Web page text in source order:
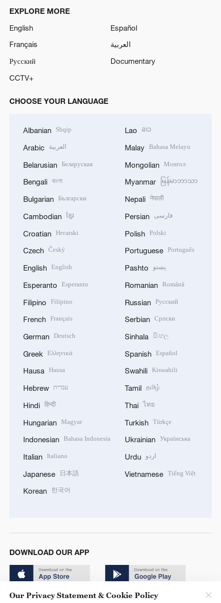
EXPLORE MORE
English
Español
Français
العربية
Русский
Documentary
CCTV+
CHOOSE YOUR LANGUAGE
Albanian Shqip
Arabic العربية
Belarusian Беларуская
Bengali বাংলা
Bulgarian Български
Cambodian ខ្មែរ
Croatian Hrvatski
Czech Český
English English
Esperanto Esperanto
Filipino Filipino
French Français
German Deutsch
Greek Ελληνικά
Hausa Hausa
Hebrew עברית
Hindi हिन्दी
Hungarian Magyar
Indonesian Bahasa Indonesia
Italian Italiano
Japanese 日本語
Korean 한국어
Lao ລາວ
Malay Bahasa Melayu
Mongolian Монгол
Myanmar မြန်မာဘာသာ
Nepali नेपाली
Persian فارسی
Polish Polski
Portuguese Português
Pashto پښتو
Romanian Română
Russian Русский
Serbian Српски
Sinhala සිංහල
Spanish Español
Swahili Kiswahili
Tamil தமிழ்
Thai ไทย
Turkish Türkçe
Ukrainian Українська
Urdu اردو
Vietnamese Tiếng Việt
DOWNLOAD OUR APP
Our Privacy Statement & Cookie Policy